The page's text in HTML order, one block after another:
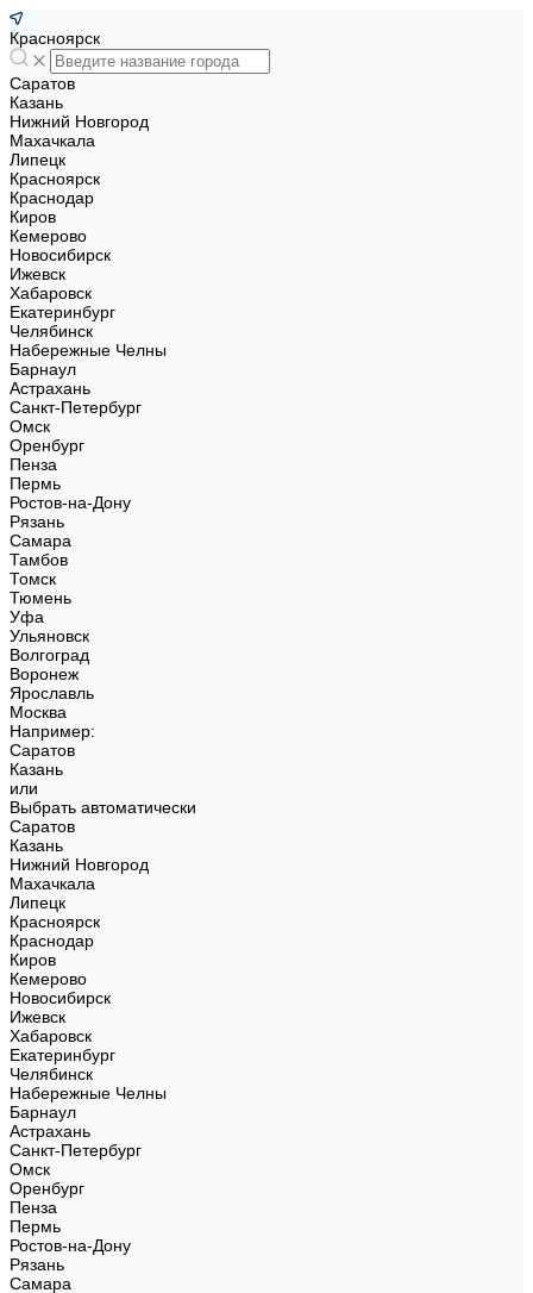
Красноярск
Саратов
Казань
Нижний Новгород
Махачкала
Липецк
Красноярск
Краснодар
Киров
Кемерово
Новосибирск
Ижевск
Хабаровск
Екатеринбург
Челябинск
Набережные Челны
Барнаул
Астрахань
Санкт-Петербург
Омск
Оренбург
Пенза
Пермь
Ростов-на-Дону
Рязань
Самара
Тамбов
Томск
Тюмень
Уфа
Ульяновск
Волгоград
Воронеж
Ярославль
Москва
Например:
Саратов
Казань
или
Выбрать автоматически
Саратов
Казань
Нижний Новгород
Махачкала
Липецк
Красноярск
Краснодар
Киров
Кемерово
Новосибирск
Ижевск
Хабаровск
Екатеринбург
Челябинск
Набережные Челны
Барнаул
Астрахань
Санкт-Петербург
Омск
Оренбург
Пенза
Пермь
Ростов-на-Дону
Рязань
Самара